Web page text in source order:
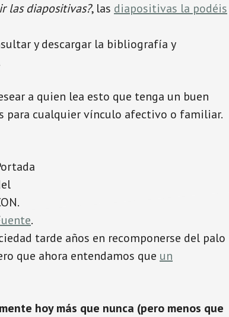
las diapositivas?, las diapositivas la podéis
y descargar la bibliografía y
a quien lea esto que tenga un buen
para cualquier vínculo afectivo o familiar.
.
tarde años en recomponerse del palo
que ahora entendamos que un
hoy más que nunca (pero menos que